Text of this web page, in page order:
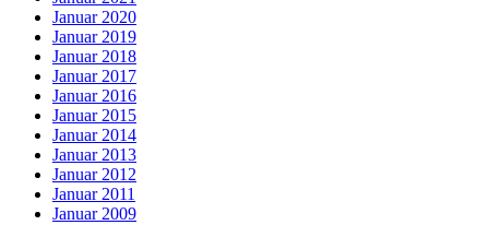
Januar 2020
Januar 2019
Januar 2018
Januar 2017
Januar 2016
Januar 2015
Januar 2014
Januar 2013
Januar 2012
Januar 2011
Januar 2009